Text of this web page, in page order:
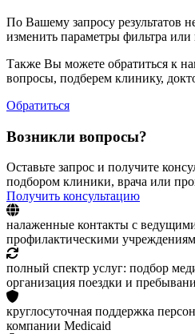
По Вашему запросу результатов
изменить параметры фильтра или
Также Вы можете обратиться к
вопросы, подберем клинику,
Обратиться
Возникли вопросы?
Оставьте запрос и получите
подбором клиники, врача или
Получить консультацию
налаженные контакты с
профилактическими
полный спектр услуг: подбор
организация поездки и
круглосуточная поддержка
компании Medicaid